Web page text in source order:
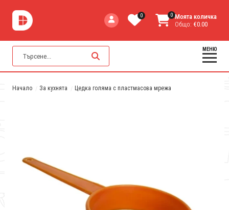
0 0 Моята количка
Общо: €0.00
МЕНЮ
Начало За кухнята Цедка голяма с пластмасова мрежа